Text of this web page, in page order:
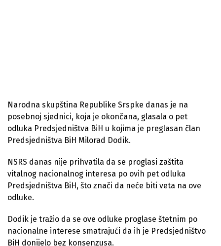
Narodna skupština Republike Srspke danas je na
posebnoj sjednici, koja je okončana, glasala o pet
odluka Predsjedništva BiH u kojima je preglasan član
Predsjedništva BiH Milorad Dodik.
NSRS danas nije prihvatila da se proglasi zaštita
vitalnog nacionalnog interesa po ovih pet odluka
Predsjedništva BiH, što znači da neće biti veta na ove
odluke.
Dodik je tražio da se ove odluke proglase štetnim po
nacionalne interese smatrajući da ih je Predsjedništvo
BiH donijelo bez konsenzusa.